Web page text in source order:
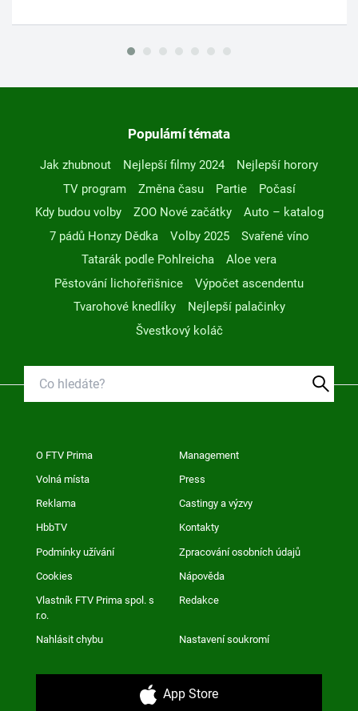
Populární témata
Jak zhubnout Nejlepší filmy 2024
Nejlepší horory
TV program
Změna času Partie
Počasí
Kdy budou volby
ZOO Nové začátky
Auto – katalog
7 pádů Honzy Dědka
Volby 2025
Svařené víno
Tatarák podle Pohlreicha
Aloe vera
Pěstování lichořeřišnice
Výpočet ascendentu
Tvarohové knedlíky
Nejlepší palačinky
Švestkový koláč
O FTV Prima Management
Volná místa Press
Reklama Castingy a výzvy
HbbTV Kontakty
Podmínky užívání Zpracování osobních údajů
Cookies Nápověda
Vlastník FTV Prima spol. s
r.o.
Redakce
Nahlásit chybu Nastavení soukromí
App Store